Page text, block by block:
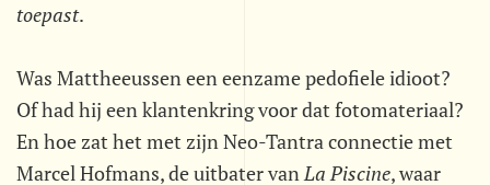
toepast.
Was Mattheeussen een eenzame pedofiele idioot?
Of had hij een klantenkring voor dat fotomateriaal?
En hoe zat het met zijn Neo-Tantra connectie met
Marcel Hofmans, de uitbater vanLa Piscine, waar